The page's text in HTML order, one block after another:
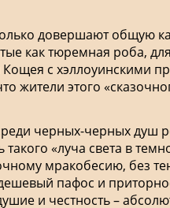
довершают общую
как тюремная роба,
с хэллоуинскими
жители этого
черных-черных душ
«луча света в
мракобесию, без
пафос и
и честность –